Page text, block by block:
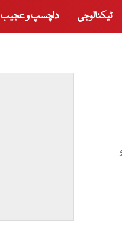
ٹیکنالوجی دلچسپ و عجیب